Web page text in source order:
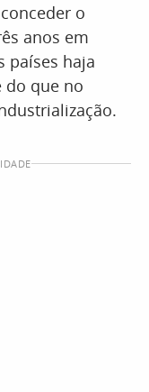
o
anos em
países haja
do que no